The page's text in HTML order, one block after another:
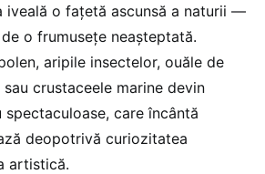
iveală o fațetă ascunsă a naturii —
o frumusețe neașteptată.
aripile insectelor, ouăle de
crustaceele marine devin
care încântă
deopotrivă curiozitatea
artistică.